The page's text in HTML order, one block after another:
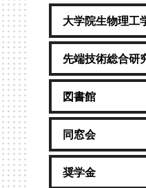
大学院生物理工
先端技術総合研
図書館
同窓会
奨学金